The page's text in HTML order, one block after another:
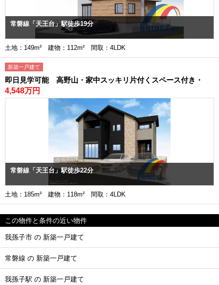
常磐線「天王台」駅徒歩19分
土地：149m² 建物：112m² 間取：4LDK
新築一戸建て
即日見学可能 高野山・家中スッキリ片付くスペース付き・
4,548万円
常磐線「天王台」駅徒歩22分
土地：185m² 建物：118m² 間取：4LDK
この物件と条件の近い物件
我孫子市 の 新築一戸建て
常磐線 の 新築一戸建て
我孫子駅 の 新築一戸建て